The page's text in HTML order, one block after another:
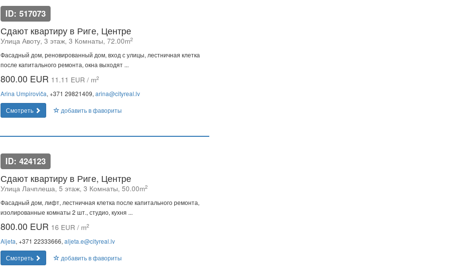
ID: 517073
Сдают квартиру в Риге, Центре
Улица Авоту, 3 этаж, 3 Комнаты, 72.00m2
Фасадный дом, реновированный дом, вход с улицы, лестничная клетка
после капитального ремонта, окна выходят ...
800.00 EUR 11.11 EUR / m2
Arina Umpiroviča, +371 29821409, arina@cityreal.lv
Смотреть
добавить в фавориты
ID: 424123
Сдают квартиру в Риге, Центре
Улица Лачплеша, 5 этаж, 3 Комнаты, 50.00m2
Фасадный дом, лифт, лестничная клетка после капитального ремонта,
изолированные комнаты 2 шт., студио, кухня ...
800.00 EUR 16 EUR / m2
Aljeta, +371 22333666, aljeta.e@cityreal.lv
Смотреть
добавить в фавориты